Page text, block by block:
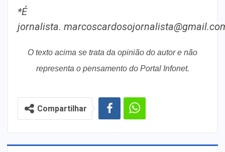
*É
jornalista.
O texto acima se trata da opinião do autor e não
representa o pensamento do Portal Infonet.
Compartilhar